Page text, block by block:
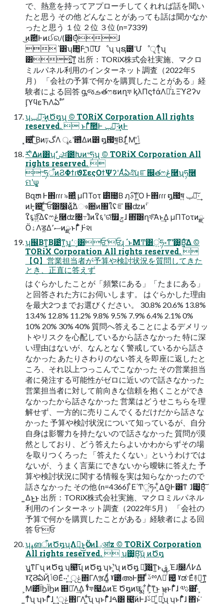
で、熱意を持ってアプローチしてくれれば話を聞い
たと思う その他 どんなことがあっても話は聞かなか
ったと思う １位 ２位 ３位 (n=7339)
͜ͷ࣌఺Ͱͷઈର/(͸Θ͔ͣɺ
ˋ͸ʮ৚͖݅ͭͰר͖ฦ͠Մೳʯ ʮຊ౰ʹՄೳੑ͕ͳ͔ͬͨʯ
͸͔͍͠ͳ͍ 出所：TORiX株式会社実施、マクロ
ミルパネル利⽤のインターネット調査（2022年5
⽉） 「会社の予算で何かを購買したことがある」経
験者による回答 ᶃજࡏతෆຬͷղফ ᶄλΠϛϯάΛม͑ͨ࠶Ξϓϩʔν
ᶅϓϥεЋΛఏࣔ
ʮݕ౼͠·͢ͷԾ໘ʯ © TORiX Corporation All rights
reserved.  ͱΓ͋͑ͣࣾ಺Ͱ ݕ౼͠·͢ͷͰ
͓଴͍ͪͩ͘͞ ͪ͜Βͷঢ়گΛ ৄࡉʹ఻͑Δͷ͸ ໘౗ष͍͔Βɺ ͍ͬͨΜ ͜͏ݴ͓ͬͯ͜͏
ཪʹ͋Δͷ͸ʮࣗݾਖ਼౰Խͷ৺ཧʯ © TORiX Corporation All
rights reserved. 
৺ཧֶऀͷϨΦϯɾϑΣεςΟϯΨʔʹΑͬͯఏএͨ͠ʮೝ஌తෆڠ࿨ʯཧ࿦
ମʹѱ͍͔
Βզຫ Ͱ΋ɾɾɾ ৯΂͍ͨ μΠΤοτ ͸໌೔͔Β ฦࣄ͠ͳ͖Ό Ͱ΋ɾɾɾ ໘౗ष͍ ݕ౼͠·͢
ͷͰ͓଴ͪ ͍ͩ͘͞ ਓؒ͸ࣗ෼ͷ͍࣋ͬͯΔෳ਺ͷ৘ใʢೝ஌ʣͷؒʹ
ໃ६͕ੜ͍ͯ͡Δʢෆڠ࿨ʣ৔߹ɺͦͷໃ६ʹରͯ͠௿ݮɺ ΋͘͠͸ղফ͠Α͏ͱ͢Δ μΠΤοτͷྫ
ӦۀΛड͚Δސ٬ͷྫ ͱΓ͋͑ͣ ָͰ҆શ
ʮ஌Βͳ͍͔Β౴͑ͳ͍ʯ͓٬༷͸ਓʹਓɻ ΄ͱΜͲ͸ਂ͍ཧ༝ͳ͠ʹ͸͙Β͔͍ͯ͠Δ ©
TORiX Corporation All rights reserved. 
【Q】営業担当者が予算や検討状況を質問してきた
とき、正直に答えず
はぐらかしたことが「頻繁にある」「たまにある」
と回答された方にお伺いします。 はぐらかした理由
を最大2つまでお選びください。 30.8% 20.6% 13.8%
13.4% 12.8% 11.2% 9.8% 9.5% 7.9% 6.4% 2.1% 0%
10% 20% 30% 40% 質問へ答えることによるデメリッ
トやリスクを心配しているから話さなかった 特に深
い理由はないが、なんとなく警戒しているから話さ
なかった あたりさわりのない答えを即座に返したと
ころ、それ以上つっこんでこなかった その営業担当
者に発注する可能性がゼロに近いので話さなかった
営業担当者に対して前向きな信頼を抱くことができ
なかったから話さなかった 営業はどうせこちらを理
解せず、一方的に売りこんでくるだけだから話さな
かった 予算や検討状況について知っているが、自分
自身は影響力を持たないので話さなかった 質問が漠
然としており、どう答えたらよいかわからずその場
を取りつくろった 「答えたくない」というわけでは
ないが、うまく言葉にできないから曖昧に答えた 予
算や検討状況に関する情報を実は知らなかったので
話さなかった その他 (n=4366) ͦΕ΄Ͳਂ͍ཧ༝ ͕͋ΔΘ͚Ͱ͸ͳ ͘ɺ͸͙Β͔ͯ͠
͍Δͱ͍͏͜ͱ 出所：TORiX株式会社実施、マクロミルパネル
利⽤のインターネット調査（2022年5⽉） 「会社の
予算で何かを購買したことがある」経験者による回
答 ਓʹਓ
ʮߪങऀͷԾ໘ʯΛ֎͢͜ͱ͕Ӧۀͷlٸॴz © TORiX Corporation
All rights reserved.  ʮ͸͙Β͔͠ʯ ͷԾ໘
ʮ͍͖ͳΓʯ ͷԾ໘ ʮ๩͠͞ʯ ͷԾ໘ ʮͱʹ͔҆͘͘ʯ ͷԾ໘ ฉ͍ͯ͸͍͚ͳ͍ͱࢥ ͍͜Έɺ࣭໰Λ߇͑Δ
ˠζϨͨఏҊ ݴΘΕͨ··ʹ͙͢ ݟੵ΋ΓΛૹΔ͚ͩ ˠ౰ͯഅͰࣦ஫ ͨͩࢿྉΛૹͬͯ ଴͚ͭͩ ˠಡ·Εͣ࿈བྷ͜ͳ͍
͕Μ͹ͬͯΪϦΪϦͷ ஋Լ͛Λ͢Δ ˠͨͩফ໣͢ΔͷΈ Ծ໘ͷछྨ ͋Γ͕ͪͳ͜ͱ ʮͱΓ͋͑ͣɺ ༧ࢉ͸ܾ·ͬͯ
͍ͳͯ͘ʯ ʮͱΓ͋͑ͣɺ ͙͢ʹݟੵ΋ΓΛ ͍ͩ͘͞ʯ ʮͱΓ͋͑ͣɺࠓ͸ ๩͍͠ͷͰɺࢿྉͩ ͚ૹ͍ͬͯͩ͘͞ʯ ʮͱΓ͋͑ͣɺ ΋ͬͱ҆͘